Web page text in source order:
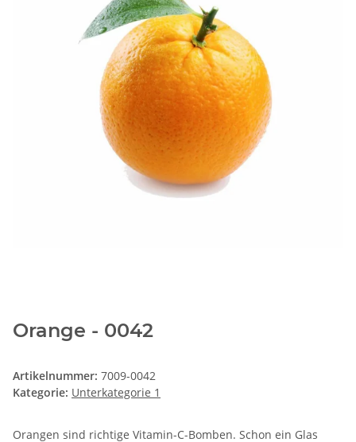
Orange - 0042
Artikelnummer: 7009-0042
Kategorie: Unterkategorie 1
Orangen sind richtige Vitamin-C-Bomben. Schon ein Glas